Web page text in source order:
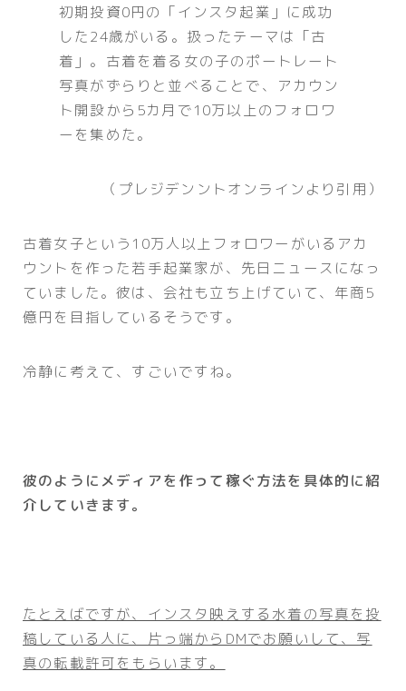
初期投資0円の「インスタ起業」に成功
した24歳がいる。扱ったテーマは「古
着」。古着を着る女の子のポートレート
写真がずらりと並べることで、アカウン
ト開設から5カ月で10万以上のフォロワ
ーを集めた。
（プレジデンントオンラインより引用）
古着女子という10万人以上フォロワーがいるアカ
ウントを作った若手起業家が、先日ニュースになっ
ていました。彼は、会社も立ち上げていて、年商5
億円を目指しているそうです。
冷静に考えて、すごいですね。
彼のようにメディアを作って稼ぐ方法を具体的に紹
介していきます。
たとえばですが、インスタ映えする水着の写真を投
稿している人に、片っ端からDMでお願いして、写
真の転載許可をもらいます。